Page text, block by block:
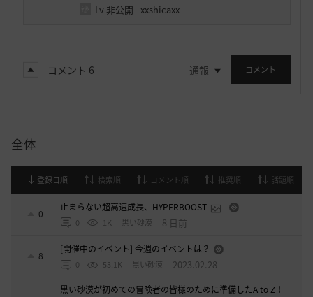
Lv 非公開 xxshicaxx
コメント 6 通報 コメント
全体
登録日順 検索順 コメント順 推奨順 話題順
0
止まらない超高速成長、HYPERBOOST
0 1K 黒い砂漠 8 日前
8
[開催中のイベント] 今週のイベントは？
0 53.1K 黒い砂漠 2023.02.28
黒い砂漠が初めての冒険者の皆様のために準備したA to Z！